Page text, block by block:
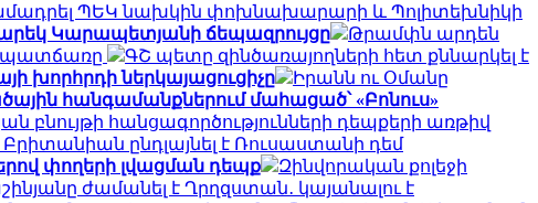
ՊԵԿ նախկին փոխնախարարի և Պոլիտեխնիկի
Կարապետյանի ճեպազրույցը
Թրամփն արդեն
պատճառը
ԳՇ պետը զինծառայողների հետ քննարկել է
խորհրդի ներկայացուցիչը
Իրանն ու Օմանը
հանգամանքներում մահացած՝ «Բոնուս»
բնույթի հանցագործությունների դեպքերի առթիվ
Բրիտանիան ընդլայնել է Ռուսաստանի դեմ
փողերի լվացման դեպք
Զինվորական քոլեջի
ժամանել է Ղրղզստան․ կայանալու է